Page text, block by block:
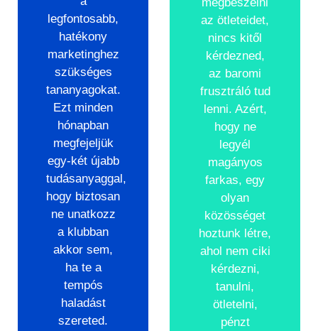
legfontosabb,
hatékony
marketinghez
szükséges
tananyagokat.
Ezt minden
hónapban
megfejeljük
egy-két újabb
tudásanyaggal,
hogy biztosan
ne unatkozz
a klubban
akkor sem,
ha te a
tempós
haladást
szereted.
megbeszélni
az ötleteidet,
nincs kitől
kérdezned,
az baromi
frusztráló tud
lenni. Azért,
hogy ne
legyél
magányos
farkas, egy
olyan
közösséget
hoztunk létre,
ahol nem ciki
kérdezni,
tanulni,
ötletelni,
pénzt